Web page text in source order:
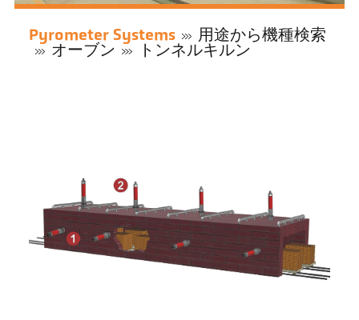
Pyrometer Systems
用途から機種検索
オーブン
トンネルキルン